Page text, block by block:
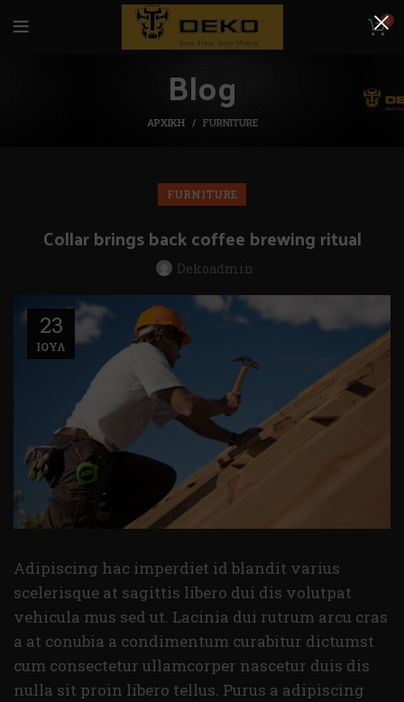
0
Blog
ΑΡΧΙΚΉ FURNITURE
FURNITURE
Collar brings back coffee brewing ritual
Dekoadmin
23
ΙΟΎΛ
Adipiscing hac imperdiet id blandit varius
scelerisque at sagittis libero dui dis volutpat
vehicula mus sed ut. Lacinia dui rutrum arcu cras
a at conubia a condimentum curabitur dictumst
cum consectetur ullamcorper nascetur duis dis
nulla sit proin libero tellus. Purus a adipiscing